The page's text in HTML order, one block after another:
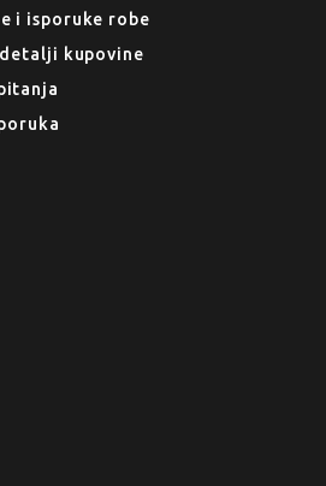
i isporuke robe
kupovine